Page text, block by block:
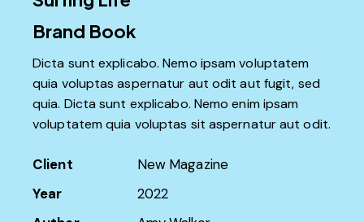
Brand Book
Dicta sunt explicabo. Nemo ipsam voluptatem
quia voluptas aspernatur aut odit aut fugit, sed
quia. Dicta sunt explicabo. Nemo enim ipsam
voluptatem quia voluptas sit aspernatur aut odit.
Client
New Magazine
Year
2022